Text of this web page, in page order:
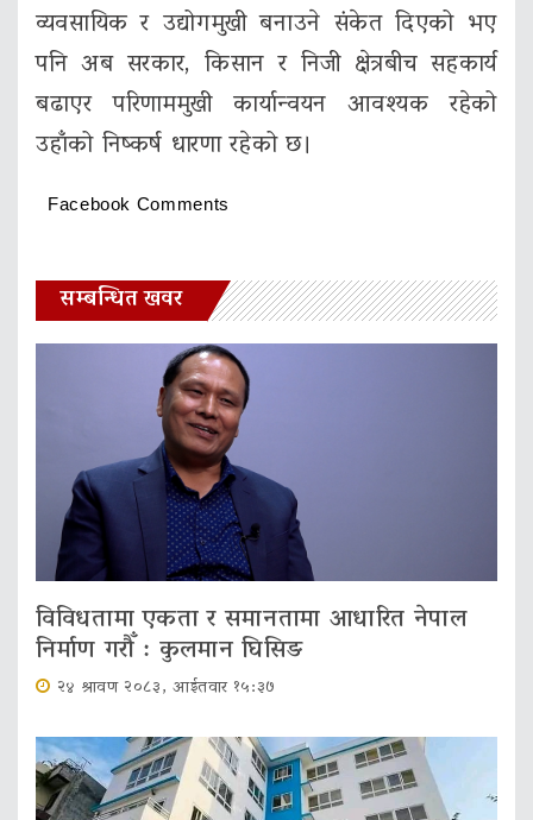
व्यवसायिक र उद्योगमुखी बनाउने संकेत दिएको भए
पनि अब सरकार, किसान र निजी क्षेत्रबीच सहकार्य
बढाएर परिणाममुखी कार्यान्वयन आवश्यक रहेको
उहाँको निष्कर्ष धारणा रहेको छ।
Facebook Comments
सम्बन्धित खवर
विविधतामा एकता र समानतामा आधारित नेपाल
निर्माण गरौँ : कुलमान घिसिङ
२४ श्रावण २०८३, आईतवार १५:३७